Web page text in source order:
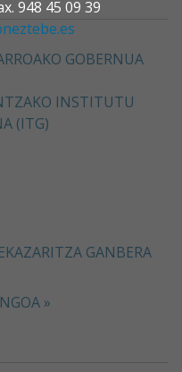
948 45 09 39
GOBERNUA
INSTITUTU
(ITG)
GANBERA
»